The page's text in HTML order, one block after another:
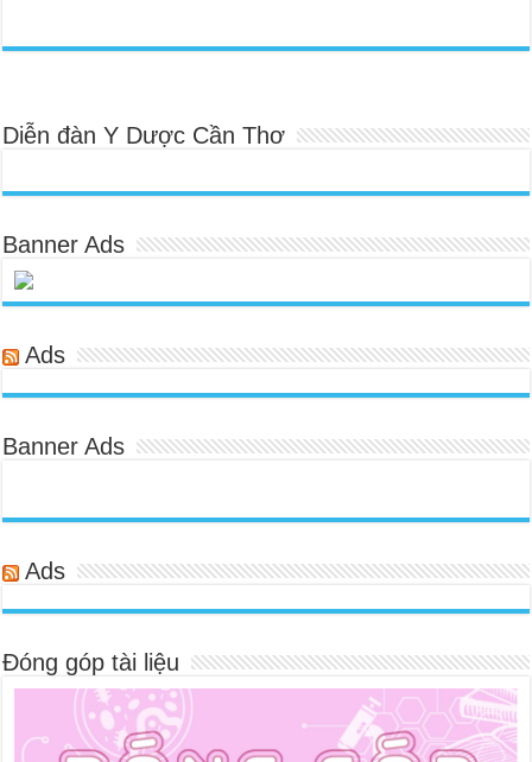
Diễn đàn Y Dược Cần Thơ
Banner Ads
Ads
Banner Ads
Ads
Đóng góp tài liệu